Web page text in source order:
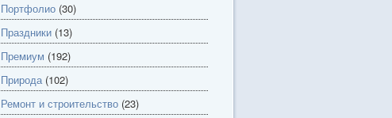
Портфолио (30)
Праздники (13)
Премиум (192)
Природа(102)
Ремонт и строительство (23)